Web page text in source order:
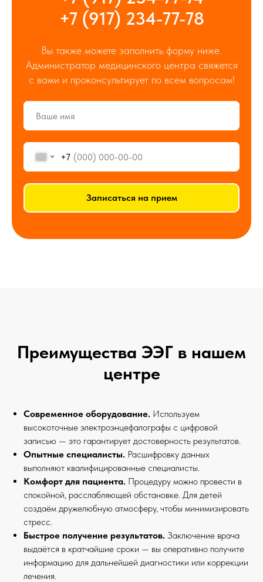
+7 (917) 234-77-78
Вы также можете заполнить форму ниже.
Администратор медицинского центра свяжется
с вами и проконсультирует по всем вопросам!
+7
Записаться на прием
Преимущества ЭЭГ в нашем
центре
Современное оборудование. Используем
высокоточные электроэнцефалографы с цифровой
записью — это гарантирует достоверность результатов.
Опытные специалисты. Расшифровку данных
выполняют квалифицированные специалисты.
Комфорт для пациента. Процедуру можно провести в
спокойной, расслабляющей обстановке. Для детей
создаём дружелюбную атмосферу, чтобы минимизировать
стресс.
Быстрое получение результатов. Заключение врача
выдаётся в кратчайшие сроки — вы оперативно получите
информацию для дальнейшей диагностики или коррекции
лечения.